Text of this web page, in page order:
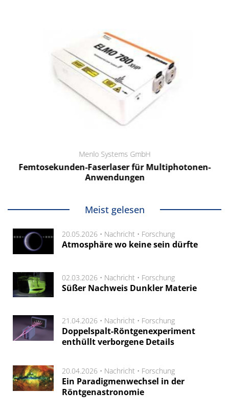
Menlo Systems GmbH
Femtosekunden-Faserlaser für Multiphotonen-
Anwendungen
Meist gelesen
20.05.2026 • Nachricht • Forschung
Atmosphäre wo keine sein dürfte
02.03.2026 • Nachricht • Forschung
Süßer Nachweis Dunkler Materie
21.04.2026 • Nachricht • Forschung
Doppelspalt-Röntgenexperiment
enthüllt verborgene Details
20.04.2026 • Nachricht • Forschung
Ein Paradigmenwechsel in der
Röntgenastronomie